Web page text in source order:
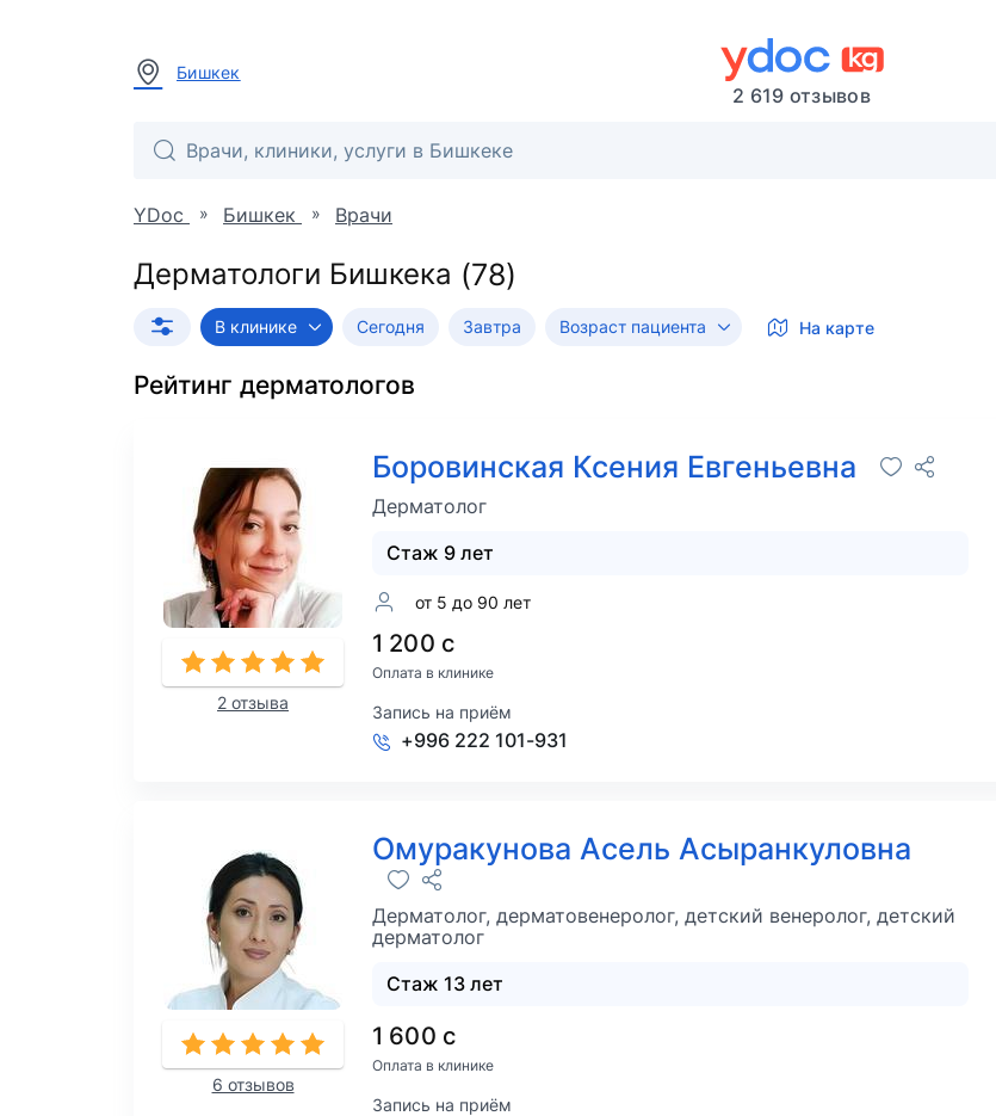
Бишкек
2 619 отзывов
YDoc » Бишкек » Врачи
Дерматологи Бишкека
В клинике Сегодня Завтра Возраст пациента На карте
Рейтинг дерматологов
2 отзыва
Боровинская Ксения Евгеньевна
Дерматолог
Стаж 9 лет
от 5 до 90 лет
1 200 с
Оплата в клинике
Запись на приём
+996 222 101-931
6 отзывов
Омуракунова Асель Асыранкуловна
Дерматолог, дерматовенеролог, детский венеролог, детский
дерматолог
Стаж 13 лет
1 600 с
Оплата в клинике
Запись на приём